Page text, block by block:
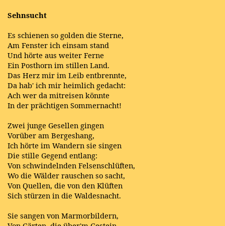
Sehnsucht
Es schienen so golden die Sterne,
Am Fenster ich einsam stand
Und hörte aus weiter Ferne
Ein Posthorn im stillen Land.
Das Herz mir im Leib entbrennte,
Da hab' ich mir heimlich gedacht:
Ach wer da mitreisen könnte
In der prächtigen Sommernacht!
Zwei junge Gesellen gingen
Vorüber am Bergeshang,
Ich hörte im Wandern sie singen
Die stille Gegend entlang:
Von schwindelnden Felsenschlüften,
Wo die Wälder rauschen so sacht,
Von Quellen, die von den Klüften
Sich stürzen in die Waldesnacht.
Sie sangen von Marmorbildern,